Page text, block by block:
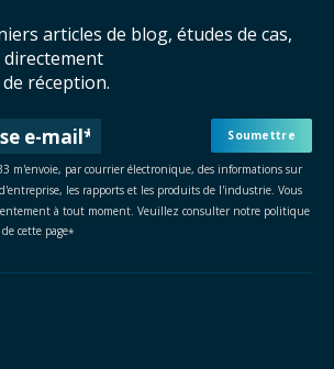
articles de blog, études de cas,
directement
réception.
m'envoie, par courrier électronique, des informations sur
d'entreprise, les rapports et les produits de l'industrie. Vous
à tout moment. Veuillez consulter notre politique
cette page*